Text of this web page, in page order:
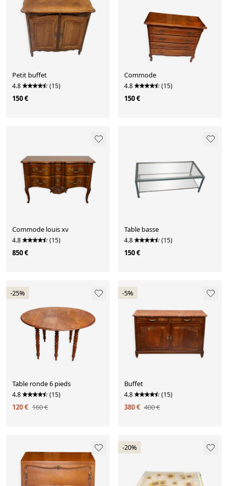
Petit buffet
4.8 (15)
150 €
Commode
4.8 (15)
150 €
Commode louis xv
4.8 (15)
850 €
Table basse
4.8 (15)
150 €
-25%
Table ronde 6 pieds
4.8 (15)
120 € 160 €
-5%
Buffet
4.8 (15)
380 € 400 €
-20%